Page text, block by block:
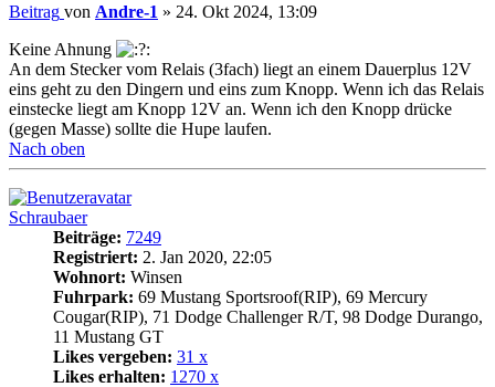
Beitrag von Andre-1 » 24. Okt 2024, 13:09
Keine Ahnung
An dem Stecker vom Relais (3fach) liegt an einem Dauerplus 12V
eins geht zu den Dingern und eins zum Knopp. Wenn ich das Relais
einstecke liegt am Knopp 12V an. Wenn ich den Knopp drücke
(gegen Masse) sollte die Hupe laufen.
Nach oben
Schraubaer
Beiträge: 7249
Registriert: 2. Jan 2020, 22:05
Wohnort: Winsen
Fuhrpark: 69 Mustang Sportsroof(RIP), 69 Mercury
Cougar(RIP), 71 Dodge Challenger R/T, 98 Dodge Durango,
11 Mustang GT
Likes vergeben: 31 x
Likes erhalten: 1270 x